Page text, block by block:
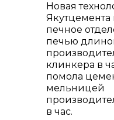
Новая
Якутцемента
печное
печью
клинкера в
помола
мельницей
в час.